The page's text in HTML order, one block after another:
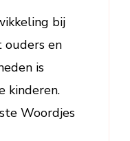
bij
ouders en
is
kinderen.
Woordjes